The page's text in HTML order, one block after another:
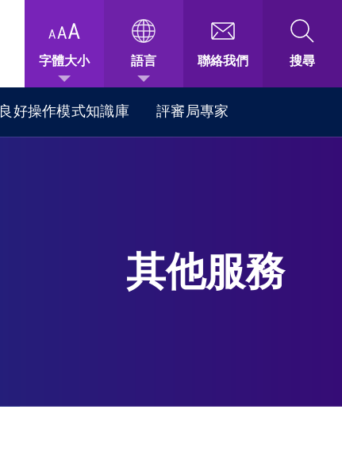
字體大小 語言 聯絡我們 搜尋
良好操作模式知識庫 評審局專家
其他服務